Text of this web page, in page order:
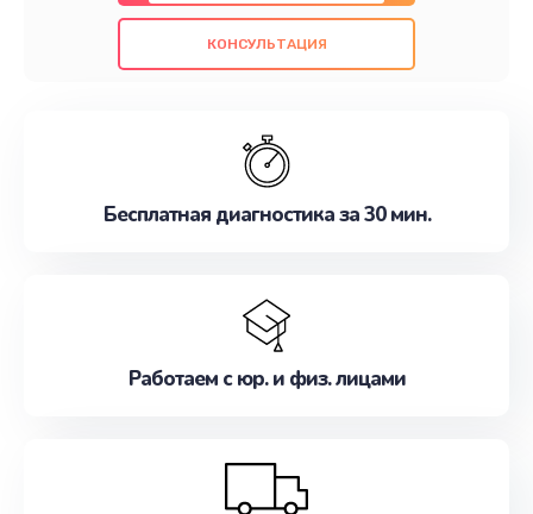
также гарантируем качество всех
проведенных работ. Наша цель - предоставить
наилучшим образом. Не медлите записаться на
КОНСУЛЬТАЦИЯ
Бесплатная диагностика за 30 мин.
Работаем с юр. и физ. лицами